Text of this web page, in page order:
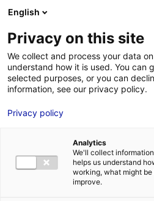
DES RÉPONSES IMMÉDIATES AU :
Nos projets
Nos solutions » Planète
English
Privacy on this site
We collect and process your data
understand how it is used. You can
selected purposes, or you can
information, see our privacy policy.
Privacy policy
Analytics
We'll collect
helps us understand
working, what might
improve.